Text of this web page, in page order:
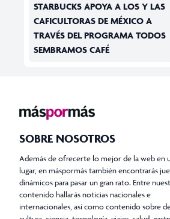
STARBUCKS APOYA A LOS Y LAS
CAFICULTORAS DE MÉXICO A
TRAVÉS DEL PROGRAMA TODOS
SEMBRAMOS CAFÉ
SOBRE NOSOTROS
Además de ofrecerte lo mejor de la web en
lugar, en máspormás también encontrarás
dinámicos para pasar un gran rato. Entre
contenido hallarás noticias nacionales e
internacionales, así como contenido sobre